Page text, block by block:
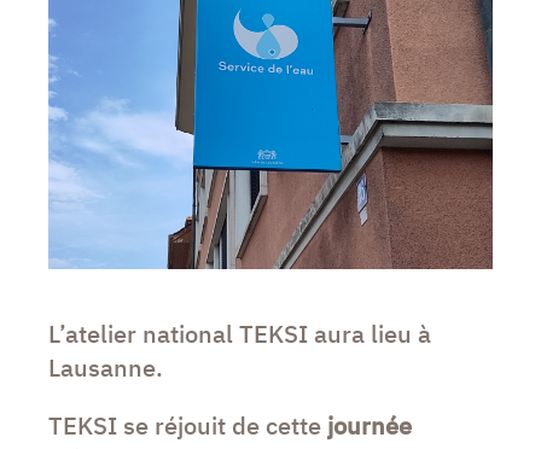
L’atelier national TEKSI aura lieu à
Lausanne.
TEKSI se réjouit de cette journée